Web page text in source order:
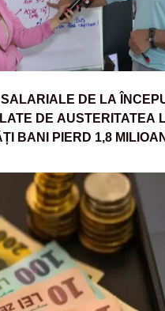
DE LA
DE AUSTERITATEA
BANI PIERD 1,8